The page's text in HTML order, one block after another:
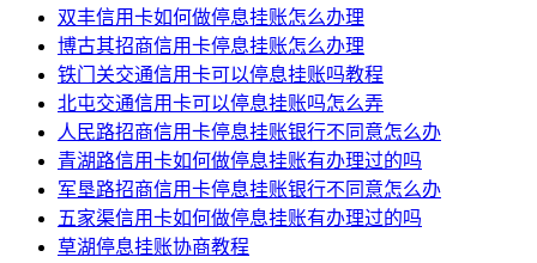
双丰信用卡如何做停息挂账怎么办理
博古其招商信用卡停息挂账怎么办理
铁门关交通信用卡可以停息挂账吗教程
北屯交通信用卡可以停息挂账吗怎么弄
人民路招商信用卡停息挂账银行不同意怎么办
青湖路信用卡如何做停息挂账有办理过的吗
军垦路招商信用卡停息挂账银行不同意怎么办
五家渠信用卡如何做停息挂账有办理过的吗
草湖停息挂账协商教程